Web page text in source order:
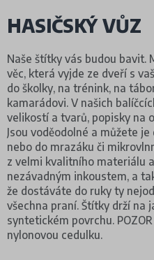
HASIČSKÝ VŮZ
Naše štítky vás budou bavit.
věc, která vyjde ze dveří s
do školky, na trénink, na
kamarádovi. V našich
velikostí a tvarů, popisky na
Jsou voděodolné a můžete
nebo do mrazáku či
z velmi kvalitního materiálu
nezávadným inkoustem, a
že dostáváte do ruky ty
všechna praní. Štítky drží na
syntetickém povrchu.
nylonovou cedulku.